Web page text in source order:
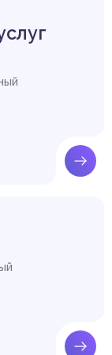
– Минск, 2